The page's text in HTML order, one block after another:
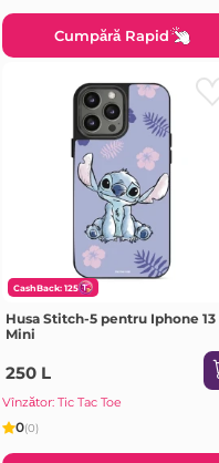
Cumpără Rapid
CashBack: 125
Husa Stitch-5 pentru Iphone 13
Mini
250 L
Vînzător: Tic Tac Toe
0(0)